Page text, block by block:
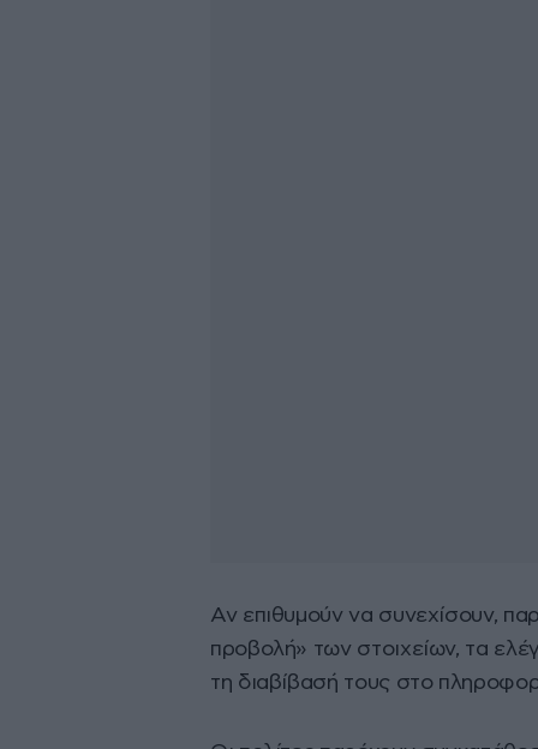
Αν επιθυμούν να συνεχίσουν,
προβολή» των στοιχείων, τα
τη διαβίβασή τους στο